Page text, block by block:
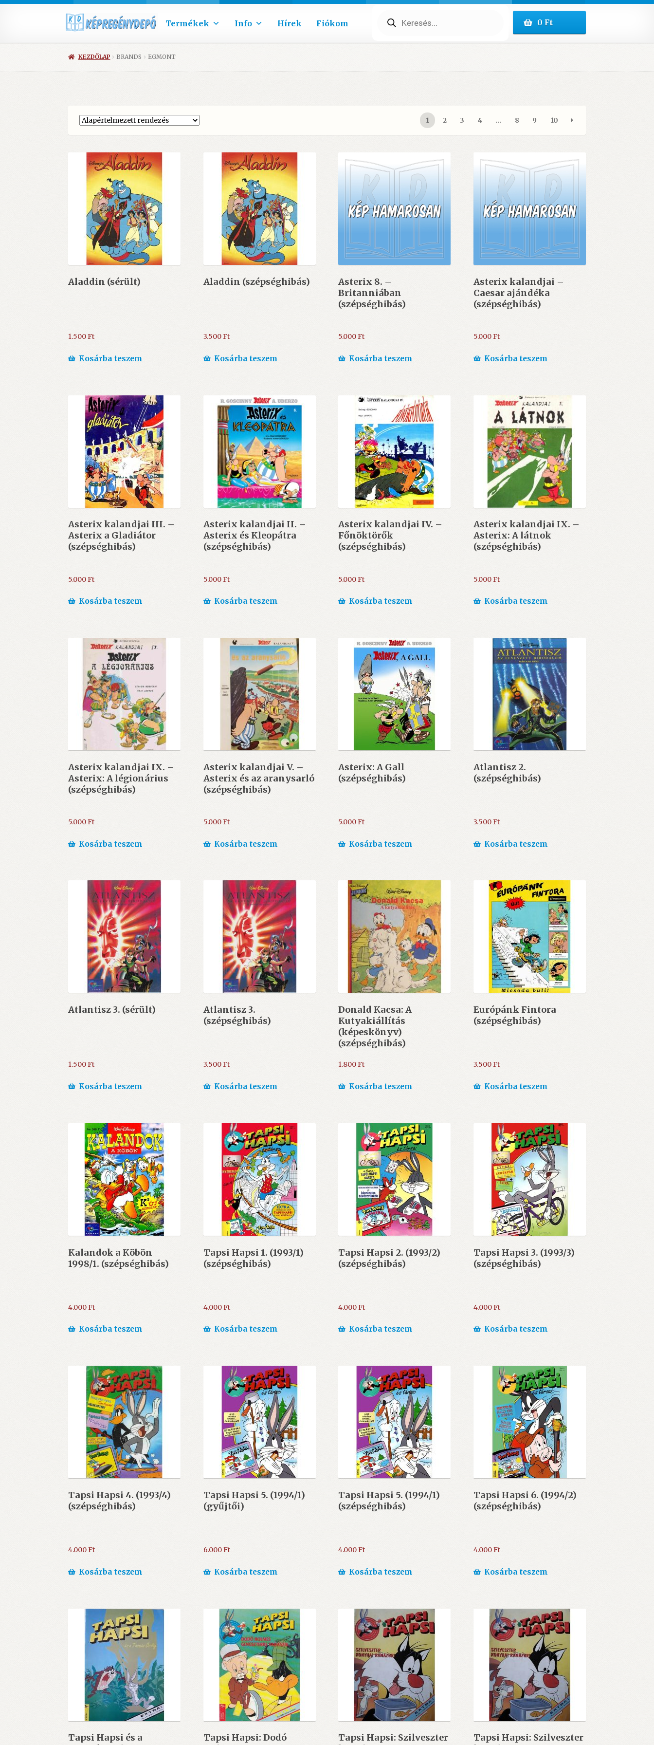
Termékek Info Hírek Fiókom search 0Ft
KEZDŐLAP BRANDS EGMONT
1 2 3 4 … 8 9 10
Aladdin (sérült)
1.500Ft
Kosárba teszem
Aladdin (szépséghibás)
3.500Ft
Kosárba teszem
Asterix 8. –
Britanniában
(szépséghibás)
5.000Ft
Kosárba teszem
Asterix kalandjai –
Caesar ajándéka
(szépséghibás)
5.000Ft
Kosárba teszem
Asterix kalandjai III. –
Asterix a Gladiátor
(szépséghibás)
5.000Ft
Kosárba teszem
Asterix kalandjai II. –
Asterix és Kleopátra
(szépséghibás)
5.000Ft
Kosárba teszem
Asterix kalandjai IV. –
Főnöktörők
(szépséghibás)
5.000Ft
Kosárba teszem
Asterix kalandjai IX. –
Asterix: A látnok
(szépséghibás)
5.000Ft
Kosárba teszem
Asterix kalandjai IX. –
Asterix: A légionárius
(szépséghibás)
5.000Ft
Kosárba teszem
Asterix kalandjai V. –
Asterix és az aranysarló
(szépséghibás)
5.000Ft
Kosárba teszem
Asterix: A Gall
(szépséghibás)
5.000Ft
Kosárba teszem
Atlantisz 2.
(szépséghibás)
3.500Ft
Kosárba teszem
Atlantisz 3. (sérült)
1.500Ft
Kosárba teszem
Atlantisz 3.
(szépséghibás)
3.500Ft
Kosárba teszem
Donald Kacsa: A
Kutyakiállítás
(képeskönyv)
(szépséghibás)
1.800Ft
Kosárba teszem
Európánk Fintora
(szépséghibás)
3.500Ft
Kosárba teszem
Kalandok a Köbön
1998/1. (szépséghibás)
4.000Ft
Kosárba teszem
Tapsi Hapsi 1. (1993/1)
(szépséghibás)
4.000Ft
Kosárba teszem
Tapsi Hapsi 2. (1993/2)
(szépséghibás)
4.000Ft
Kosárba teszem
Tapsi Hapsi 3. (1993/3)
(szépséghibás)
4.000Ft
Kosárba teszem
Tapsi Hapsi 4. (1993/4)
(szépséghibás)
4.000Ft
Kosárba teszem
Tapsi Hapsi 5. (1994/1)
(gyűjtői)
6.000Ft
Kosárba teszem
Tapsi Hapsi 5. (1994/1)
(szépséghibás)
4.000Ft
Kosárba teszem
Tapsi Hapsi 6. (1994/2)
(szépséghibás)
4.000Ft
Kosárba teszem
Tapsi Hapsi és a
Tapsi Hapsi: Dodó
Tapsi Hapsi: Szilveszter
Tapsi Hapsi: Szilveszter